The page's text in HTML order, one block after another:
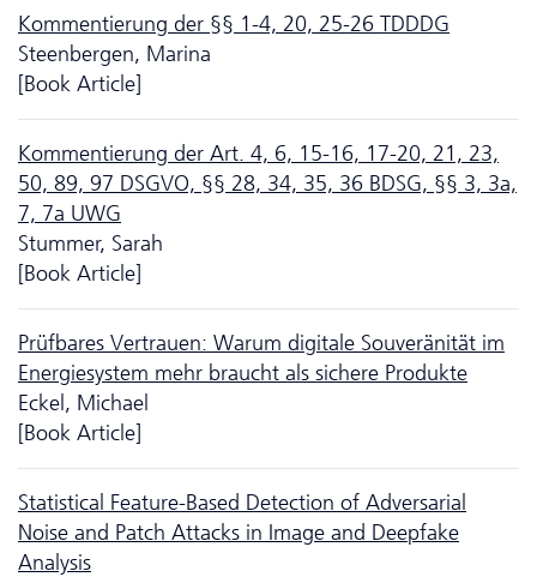
Kommentierung der §§ 1-4, 20, 25-26 TDDDG
Steenbergen, Marina
[Book Article]
Kommentierung der Art. 4, 6, 15-16, 17-20, 21, 23,
50, 89, 97 DSGVO, §§ 28, 34, 35, 36 BDSG, §§ 3, 3a,
7, 7a UWG
Stummer, Sarah
[Book Article]
Prüfbares Vertrauen: Warum digitale Souveränität im
Energiesystem mehr braucht als sichere Produkte
Eckel, Michael
[Book Article]
Statistical Feature-Based Detection of Adversarial
Noise and Patch Attacks in Image and Deepfake
Analysis